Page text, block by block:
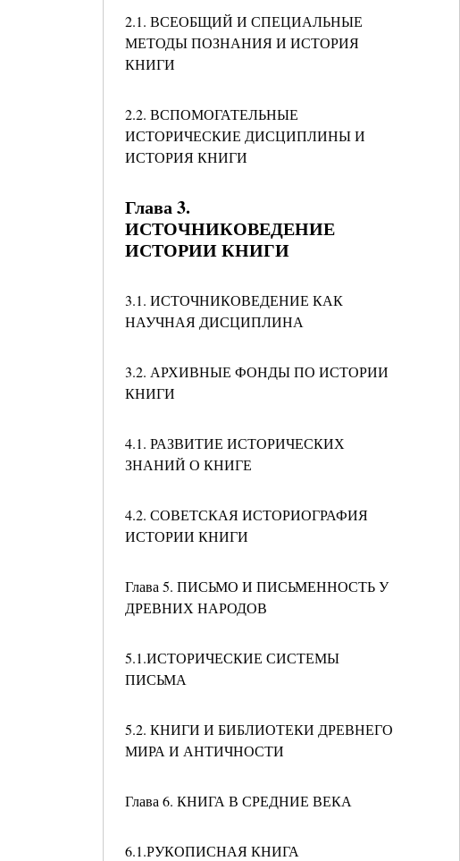
2.1. ВСЕОБЩИЙ И СПЕЦИАЛЬНЫЕ
МЕТОДЫ ПОЗНАНИЯ И ИСТОРИЯ
КНИГИ
2.2. ВСПОМОГАТЕЛЬНЫЕ
ИСТОРИЧЕСКИЕ ДИСЦИПЛИНЫ И
ИСТОРИЯ КНИГИ
Глава 3.
ИСТОЧНИКОВЕДЕНИЕ
ИСТОРИИ КНИГИ
3.1. ИСТОЧНИКОВЕДЕНИЕ КАК
НАУЧНАЯ ДИСЦИПЛИНА
3.2. АРХИВНЫЕ ФОНДЫ ПО ИСТОРИИ
КНИГИ
4.1. РАЗВИТИЕ ИСТОРИЧЕСКИХ
ЗНАНИЙ О КНИГЕ
4.2. СОВЕТСКАЯ ИСТОРИОГРАФИЯ
ИСТОРИИ КНИГИ
Глава 5. ПИСЬМО И ПИСЬМЕННОСТЬ У
ДРЕВНИХ НАРОДОВ
5.1.ИСТОРИЧЕСКИЕ СИСТЕМЫ
ПИСЬМА
5.2. КНИГИ И БИБЛИОТЕКИ ДРЕВНЕГО
МИРА И АНТИЧНОСТИ
Глава 6. КНИГА В СРЕДНИЕ ВЕКА
6.1.РУКОПИСНАЯ КНИГА